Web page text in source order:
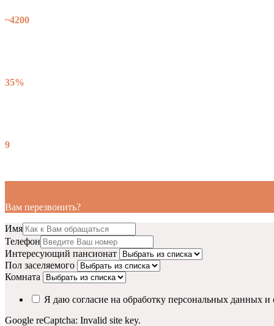
~4200
35%
9
Вам перезвонить?
Имя
Телефон
Интересующий пансионат
Пол заселяемого
Комната
Я даю согласие на обработку персональных данных
Google reCaptcha: Invalid site key.